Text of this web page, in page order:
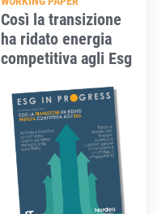
Così la transizione
ha ridato energia
competitiva agli Esg